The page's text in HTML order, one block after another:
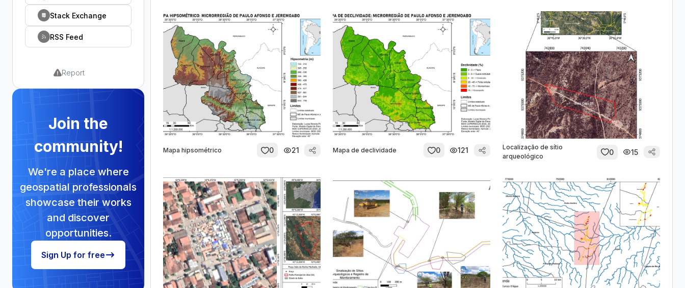
Stack Exchange
RSS Feed
Report
Join the
community!
We're a place where
geospatial professionals
showcase their works
and discover
opportunities.
Sign Up for free
Mapa hipsométrico 0 21 Mapa de declividade 0 121
Localização de sítio
arqueológico
0 15